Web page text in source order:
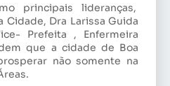
principais lideranças,
Cidade, Dra Larissa Guida
Prefeita , Enfermeira
que a cidade de Boa
não somente na